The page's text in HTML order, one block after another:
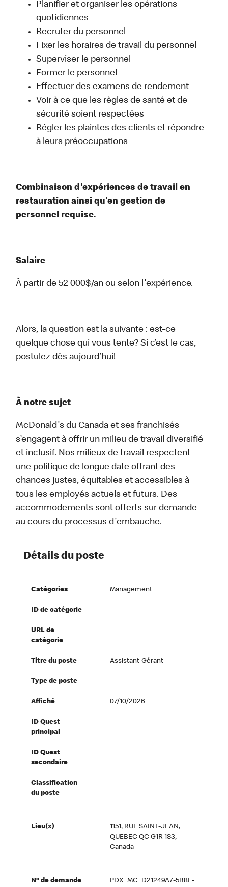
Planifier et organiser les opérations
quotidiennes
Recruter du personnel
Fixer les horaires de travail du personnel
Superviser le personnel
Former le personnel
Effectuer des examens de rendement
Voir à ce que les règles de santé et de
sécurité soient respectées
Régler les plaintes des clients et répondre
à leurs préoccupations
Combinaison d'expériences de travail en
restauration ainsi qu'en gestion de
personnel requise.
Salaire
À partir de 52 000$/an ou selon l'expérience.
Alors, la question est la suivante : est-ce
quelque chose qui vous tente? Si c’est le cas,
postulez dès aujourd’hui!
À notre sujet
McDonald's du Canada et ses franchisés
s’engagent à offrir un milieu de travail diversifié
et inclusif. Nos milieux de travail respectent
une politique de longue date offrant des
chances justes, équitables et accessibles à
tous les employés actuels et futurs. Des
accommodements sont offerts sur demande
au cours du processus d'embauche.
Détails du poste
Catégories Management
ID de catégorie
URL de
catégorie
Titre du poste Assistant-Gérant
Type de poste
Affiché 07/10/2026
ID Quest
principal
ID Quest
secondaire
Classification
du poste
Lieu(x)
1151, RUE SAINT-JEAN,
QUEBEC QC G1R 1S3,
Canada
Nº de demande
PDX_MC_D21249A7-5B8E-